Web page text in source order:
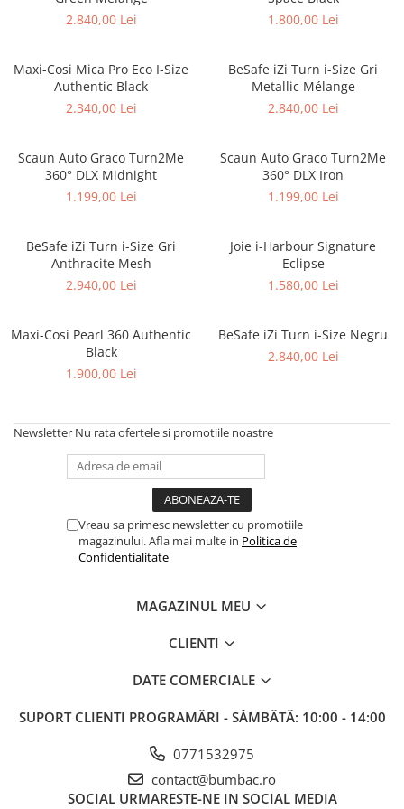
2.840,00 Lei
1.800,00 Lei
Maxi-Cosi Mica Pro Eco I-Size
Authentic Black
2.340,00 Lei
BeSafe iZi Turn i-Size Gri
Metallic Mélange
2.840,00 Lei
Scaun Auto Graco Turn2Me
360° DLX Midnight
1.199,00 Lei
Scaun Auto Graco Turn2Me
360° DLX Iron
1.199,00 Lei
BeSafe iZi Turn i-Size Gri
Anthracite Mesh
2.940,00 Lei
Joie i-Harbour Signature
Eclipse
1.580,00 Lei
Maxi-Cosi Pearl 360 Authentic
Black
1.900,00 Lei
BeSafe iZi Turn i-Size Negru
2.840,00 Lei
Newsletter Nu rata ofertele si promotiile noastre
Vreau sa primesc newsletter cu promotiile
magazinului. Afla mai multe in Politica de
Confidentialitate
MAGAZINUL MEU
CLIENTI
DATE COMERCIALE
SUPORT CLIENTI PROGRAMĂRI - SÂMBĂTĂ: 10:00 - 14:00
0771532975
contact@bumbac.ro
SOCIAL URMARESTE-NE IN SOCIAL MEDIA